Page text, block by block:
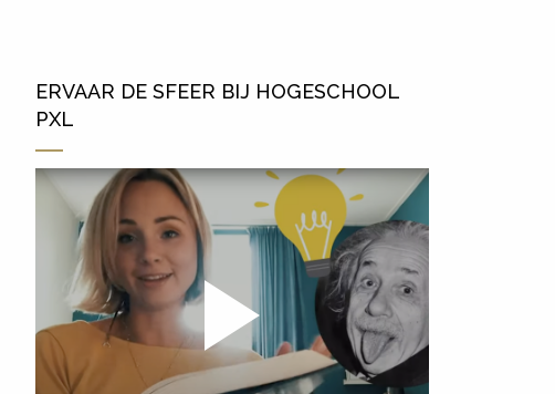
ERVAAR DE SFEER BIJ HOGESCHOOL
PXL